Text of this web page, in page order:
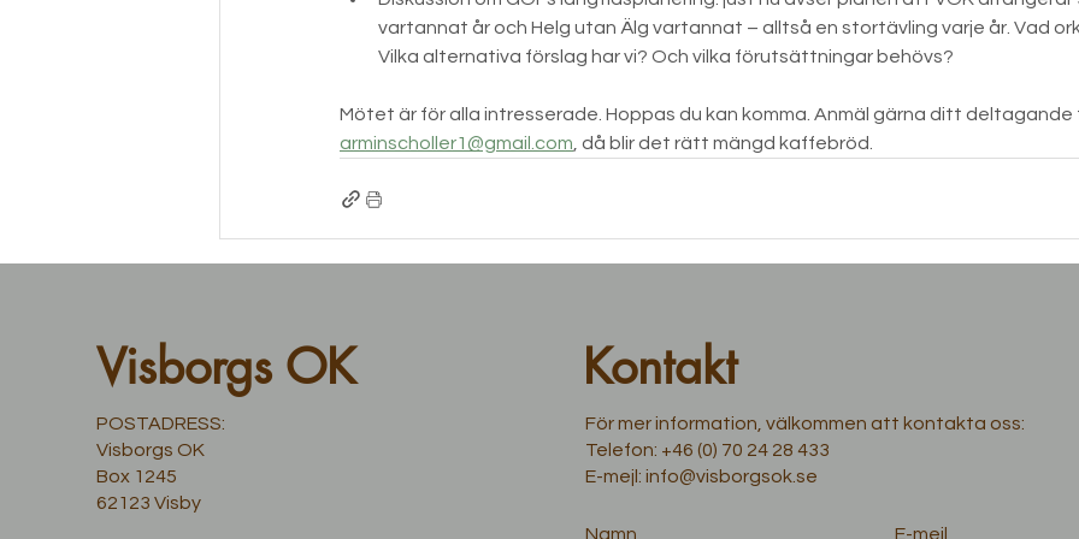
vartannat år och Helg utan Älg vartannat – alltså en stortävling varje år. Vad
Vilka alternativa förslag har vi? Och vilka förutsättningar behövs?
Mötet är för alla intresserade. Hoppas du kan komma. Anmäl gärna ditt deltagande
arminscholler1@gmail.com, då blir det rätt mängd kaffebröd.
Visborgs OK
POSTADRESS:
Visborgs OK
Box 1245
62123 Visby
Kontakt
För mer information, välkommen att kontakta oss:
Telefon: +46 (0) 70 24 28 433
E-mejl:info@visborgsok.se